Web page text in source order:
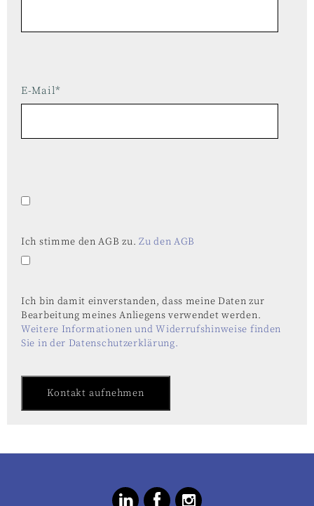
E-Mail*
Ich stimme den AGB zu.Zu den AGB
Ich bin damit einverstanden, dass meine Daten zur
Bearbeitung meines Anliegens verwendet werden.
Weitere Informationen und Widerrufshinweise finden
Sie in der Datenschutzerklärung.